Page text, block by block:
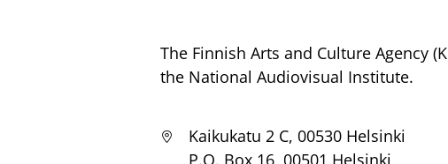
The Finnish Arts and Culture Agency
the National Audiovisual Institute.
Kaikukatu 2 C, 00530 Helsinki
P.O. Box 16, 00501 Helsinki